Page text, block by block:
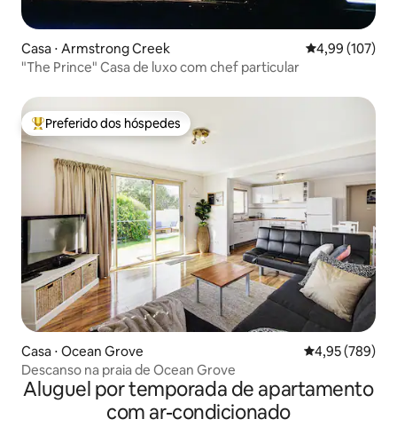
Casa ⋅ Armstrong Creek 4,99 de uma
4,99 (107)
"The Prince" Casa de luxo com chef particular
Entre os melhores preferidos dos hóspedes
Preferido dos hóspedes
Casa ⋅ Ocean Grove 4,95 de uma
4,95 (789)
Descanso na praia de Ocean Grove
Aluguel por temporada de apartamento
com ar-condicionado